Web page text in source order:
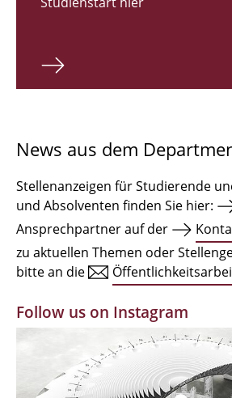
Master Architektur
Qualifikationsprofil
Institute
Einrichtungen
Zeichensäle
MBW | Modellbauwerkstatt
Alumni | cloud club
Dokumente und Downloads
News aus dem
Stellenanzeigen für Studierende
und Absolventen finden Sie hier:
Ansprechpartner auf der
zu aktuellen Themen oder
bitte an die
Follow us on Instagram